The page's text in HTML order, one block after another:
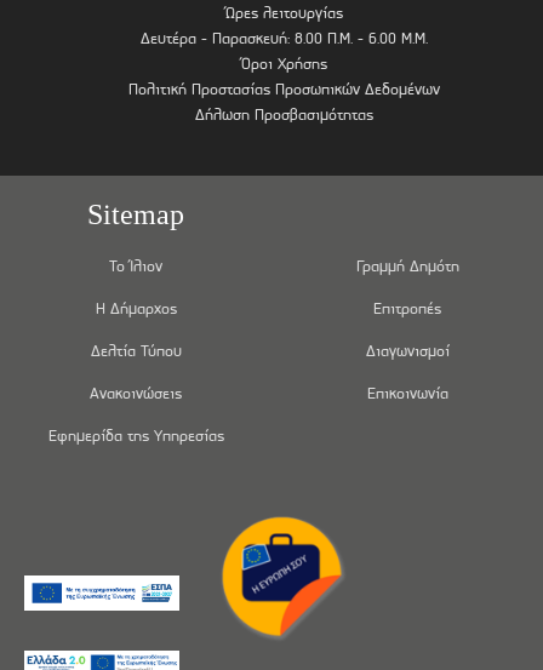
Ώρες λειτουργίας
Δευτέρα - Παρασκευή: 8.00 Π.Μ. - 6.00 Μ.Μ.
Όροι Χρήσης
Πολιτική Προστασίας Προσωπικών Δεδομένων
Δήλωση Προσβασιμότητας
Sitemap
Το Ίλιον
Η Δήμαρχος
Δελτία Τύπου
Ανακοινώσεις
Εφημερίδα της Υπηρεσίας
Γραμμή Δημότη
Επιτροπές
Διαγωνισμοί
Επικοινωνία